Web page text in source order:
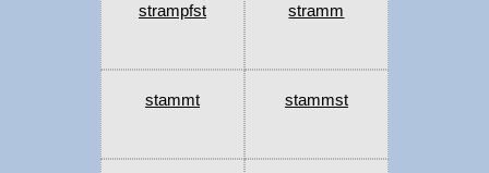
strampfst stramm
stammt stammst